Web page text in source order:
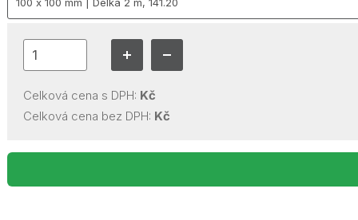
Celková cena s DPH: Kč
Celková cena bez DPH: Kč